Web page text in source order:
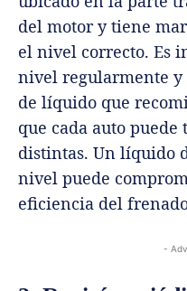
del motor y tiene
el nivel correcto. Es
nivel regularmente y
de líquido que
que cada auto
distintas. Un líquido
nivel puede
eficiencia del
-